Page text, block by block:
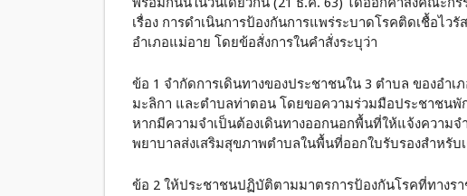
เรื่อง การดำเนินการป้องกันการแพร่ระบาดโรคติดเชื้อไว
อำเภอแม่อาย โดยข้อสั่งการในคำสั่งระบุว่า
ข้อ 1 จำกัดการเดินทางของประชาชนใน 3 ตำบล ของอำ
มะลิกา และตำบลท่าตอน โดยขอความร่วมมือประชาชนพั
หากมีความจำเป็นต้องเดินทางออกนอกพื้นที่ให้แจ้งความ
พยาบาลส่งเสริมสุขภาพตำบลในพื้นที่ออกใบรับรองสำหรั
ข้อ 2 ให้ประชาชนปฏิบัติตามมาตรการป้องกันโรคที่ทางรา